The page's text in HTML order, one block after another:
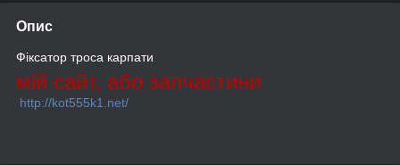
Опис
Фіксатор троса карпати
мій сайт, або запчастини
http://kot555k1.net/